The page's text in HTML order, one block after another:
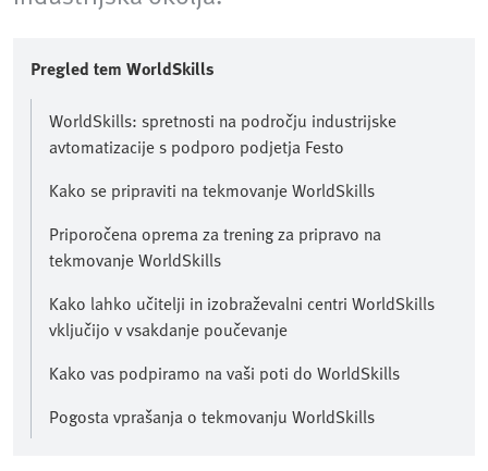
Pregled tem WorldSkills
WorldSkills: spretnosti na področju industrijske
avtomatizacije s podporo podjetja Festo
Kako se pripraviti na tekmovanje WorldSkills
Priporočena oprema za trening za pripravo na
tekmovanje WorldSkills
Kako lahko učitelji in izobraževalni centri WorldSkills
vključijo v vsakdanje poučevanje
Kako vas podpiramo na vaši poti do WorldSkills
Pogosta vprašanja o tekmovanju WorldSkills